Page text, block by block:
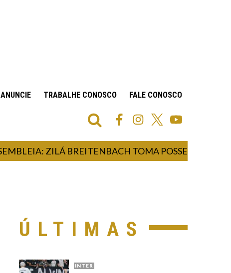
ANUNCIE TRABALHE CONOSCO FALE CONOSCO
ZILÁ BREITENBACH TOMA POSSE COMO
ÚLTIMAS
INTER